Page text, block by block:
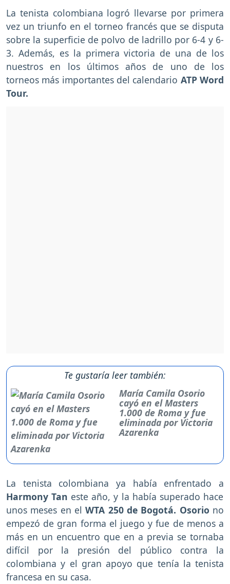
La tenista colombiana logró llevarse por primera
vez un triunfo en el torneo francés que se disputa
sobre la superficie de polvo de ladrillo por 6-4 y 6-
3. Además, es la primera victoria de una de los
nuestros en los últimos años de uno de los
torneos más importantes del calendario ATP Word
Tour.
Te gustaría leer también:
María Camila Osorio
cayó en el Masters
1.000 de Roma y fue
eliminada por Victoria
Azarenka
La tenista colombiana ya había enfrentado a
Harmony Tan este año, y la había superado hace
unos meses en elWTA 250 de Bogotá. Osorio no
empezó de gran forma el juego y fue de menos a
más en un encuentro que en a previa se tornaba
difícil por la presión del público contra la
colombiana y el gran apoyo que tenía la tenista
francesa en su casa.